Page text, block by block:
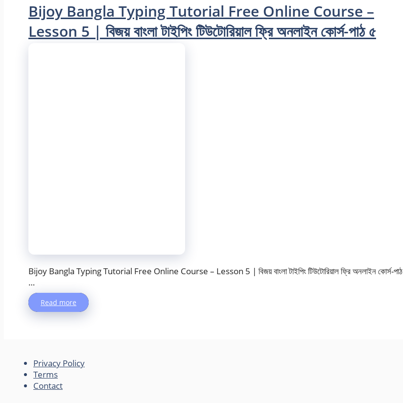
Bijoy Bangla Typing Tutorial Free Online Course –
Lesson 5 | বিজয় বাংলা টাইপিং টিউটোরিয়াল ফ্রি অনলাইন কোর্স-পাঠ ৫
Bijoy Bangla Typing Tutorial Free Online Course – Lesson 5 | বিজয় বাংলা টাইপিং টিউটোরিয়াল ফ্রি অনলাইন কোর্স-পাঠ
…
Read more
Privacy Policy
Terms
Contact